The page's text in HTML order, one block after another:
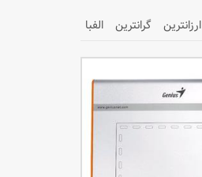
ارزانترین گرانترین الفبا